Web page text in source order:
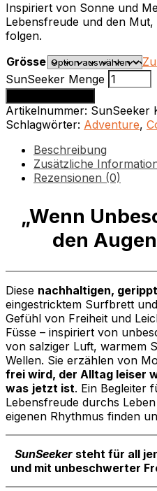
Inspiriert von Sonne und
Lebensfreude und den
folgen.
Grösse
SunSeeker Menge
Artikelnummer: SunSeeker
Schlagwörter: Adventure,
Beschreibung
Zusätzliche
Rezensionen (0)
„Wenn
den
Diese nachhaltigen,
eingestricktem Surfbrett
Gefühl von Freiheit und
Füsse – inspiriert von
von salziger Luft, warmem
Wellen. Sie erzählen von
frei wird, der Alltag leiser
was jetzt ist. Ein Begleiter
Lebensfreude durchs
eigenen Rhythmus finden
SunSeekersteht für all
und mit unbeschwerter